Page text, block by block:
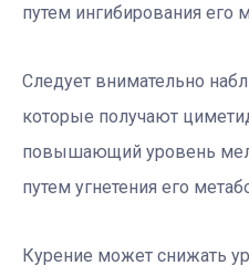
путем ингибирования его
Следует внимательно
которые получают
повышающий уровень
путем угнетения его
Курение может снижать